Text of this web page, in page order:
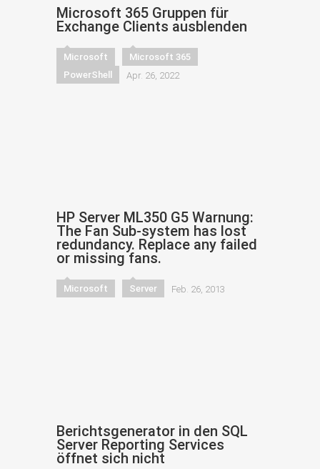
Microsoft 365 Gruppen für
Exchange Clients ausblenden
Microsoft
Microsoft 365
PowerShell
Apr. 26, 2022
HP Server ML350 G5 Warnung:
The Fan Sub-system has lost
redundancy. Replace any failed
or missing fans.
Microsoft Server Feb. 26, 2013
Berichtsgenerator in den SQL
Server Reporting Services
öffnet sich nicht